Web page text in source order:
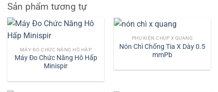
Sản phẩm tương tự
MÁY ĐO CHỨC NĂNG HÔ HẤP
Máy Đo Chức Năng Hô Hấp
Minispir
PHỤ KIỆN CHỤP X QUANG
Nón Chì Chống Tia X Dày 0.5
mmPb